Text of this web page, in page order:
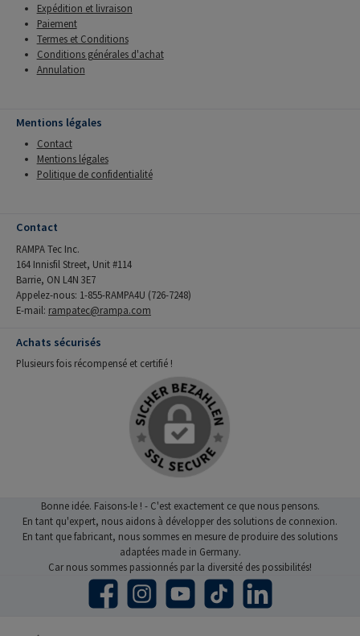
Expédition et livraison
Paiement
Termes et Conditions
Conditions générales d'achat
Annulation
Mentions légales
Contact
Mentions légales
Politique de confidentialité
Contact
RAMPA Tec Inc.
164 Innisfil Street, Unit #114
Barrie, ON L4N 3E7
Appelez-nous: 1-855-RAMPA4U (726-7248)
E-mail: rampatec@rampa.com
Achats sécurisés
Plusieurs fois récompensé et certifié !
Bonne idée. Faisons-le ! - C'est exactement ce que nous pensons.
En tant qu'expert, nous aidons à développer des solutions de connexion.
En tant que fabricant, nous sommes en mesure de produire des solutions
adaptées made in Germany.
Car nous sommes passionnés par la diversité des possibilités!
Facebook Instagram YouTube TikTok LinkedIn